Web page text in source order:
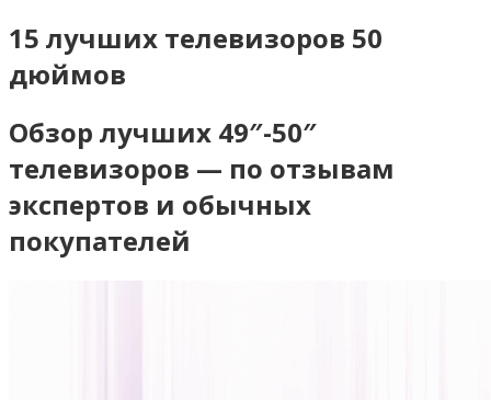
15 лучших телевизоров 50
дюймов
Обзор лучших 49″-50″
телевизоров — по отзывам
экспертов и обычных
покупателей